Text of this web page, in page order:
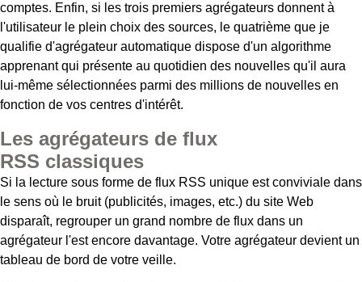
comptes. Enfin, si les trois premiers agrégateurs donnent à
l'utilisateur le plein choix des sources, le quatrième que je
qualifie d'agrégateur automatique dispose d'un algorithme
apprenant qui présente au quotidien des nouvelles qu'il aura
lui-même sélectionnées parmi des millions de nouvelles en
fonction de vos centres d'intérêt.
Les agrégateurs de flux
RSS classiques
Si la lecture sous forme de flux RSS unique est conviviale dans
le sens où le bruit (publicités, images, etc.) du site Web
disparaît, regrouper un grand nombre de flux dans un
agrégateur l'est encore davantage. Votre agrégateur devient un
tableau de bord de votre veille.